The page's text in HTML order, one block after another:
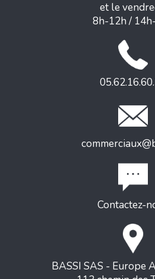
et le
8h-12h /
Contactez-
BASSI SAS - Europe